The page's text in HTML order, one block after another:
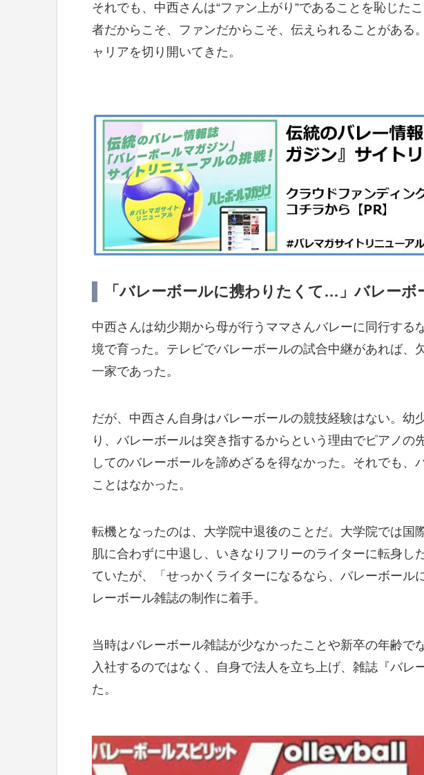
それでも、中西さんは“ファン上がり”であることを恥じた
者だからこそ、ファンだからこそ、伝えられることがある
ャリアを切り開いてきた。
「バレーボールに携わりたくて…」バレーボ
中西さんは幼少期から母が行うママさんバレーに同行する
境で育った。テレビでバレーボールの試合中継があれば、
一家であった。
だが、中西さん自身はバレーボールの競技経験はない。幼
り、バレーボールは突き指するからという理由でピアノの
してのバレーボールを諦めざるを得なかった。それでも、
ことはなかった。
転機となったのは、大学院中退後のことだ。大学院では国
肌に合わずに中退し、いきなりフリーのライターに転身し
ていたが、「せっかくライターになるなら、バレーボール
レーボール雑誌の制作に着手。
当時はバレーボール雑誌が少なかったことや新卒の年齢で
入社するのではなく、自身で法人を立ち上げ、雑誌『バレ
た。